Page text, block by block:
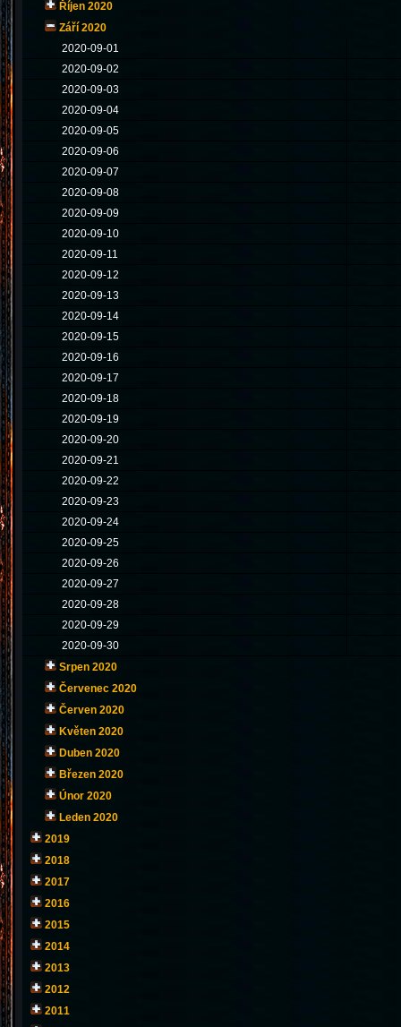
Říjen 2020
Září 2020
2020-09-01
2020-09-02
2020-09-03
2020-09-04
2020-09-05
2020-09-06
2020-09-07
2020-09-08
2020-09-09
2020-09-10
2020-09-11
2020-09-12
2020-09-13
2020-09-14
2020-09-15
2020-09-16
2020-09-17
2020-09-18
2020-09-19
2020-09-20
2020-09-21
2020-09-22
2020-09-23
2020-09-24
2020-09-25
2020-09-26
2020-09-27
2020-09-28
2020-09-29
2020-09-30
Srpen 2020
Červenec 2020
Červen 2020
Květen 2020
Duben 2020
Březen 2020
Únor 2020
Leden 2020
2019
2018
2017
2016
2015
2014
2013
2012
2011